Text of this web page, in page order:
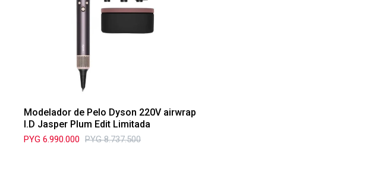
Modelador de Pelo Dyson 220V airwrap
I.D Jasper Plum Edit Limitada
PYG 6.990.000 PYG 8.737.500